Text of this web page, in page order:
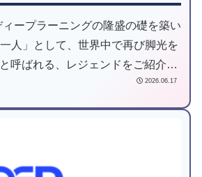
ープラーニングの隆盛の礎を築い
人」として、世界中で再び脚光を
呼ばれる、レジェンドをご紹介し
2026.06.17